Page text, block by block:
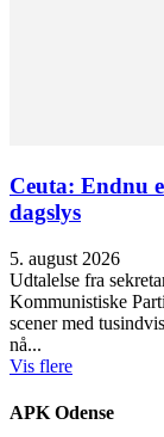
Ceuta: Endnu
dagslys
5. august 2026
Udtalelse fra
Kommunistiske
scener med
nå...
Vis flere
APK Odense